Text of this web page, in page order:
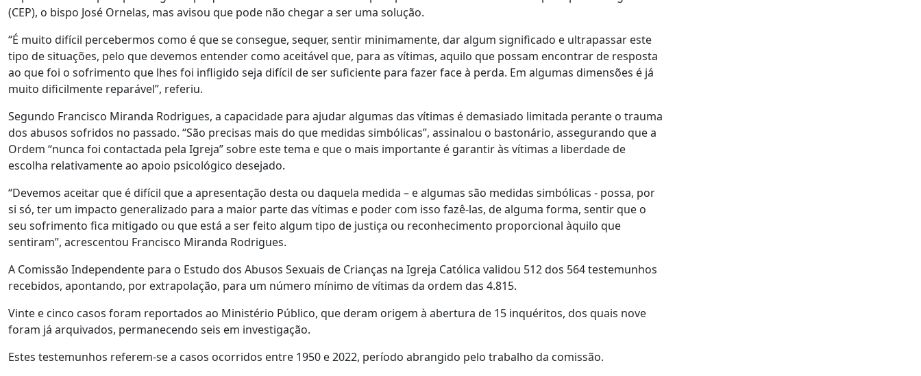
(CEP), o bispo José Ornelas, mas avisou que pode não chegar a ser uma solução.
“É muito difícil percebermos como é que se consegue, sequer, sentir minimamente, dar algum significado e ultrapassar este
tipo de situações, pelo que devemos entender como aceitável que, para as vítimas, aquilo que possam encontrar de resposta
ao que foi o sofrimento que lhes foi infligido seja difícil de ser suficiente para fazer face à perda. Em algumas dimensões é já
muito dificilmente reparável”, referiu.
Segundo Francisco Miranda Rodrigues, a capacidade para ajudar algumas das vítimas é demasiado limitada perante o trauma
dos abusos sofridos no passado. “São precisas mais do que medidas simbólicas”, assinalou o bastonário, assegurando que a
Ordem “nunca foi contactada pela Igreja” sobre este tema e que o mais importante é garantir às vítimas a liberdade de
escolha relativamente ao apoio psicológico desejado.
“Devemos aceitar que é difícil que a apresentação desta ou daquela medida – e algumas são medidas simbólicas - possa, por
si só, ter um impacto generalizado para a maior parte das vítimas e poder com isso fazê-las, de alguma forma, sentir que o
seu sofrimento fica mitigado ou que está a ser feito algum tipo de justiça ou reconhecimento proporcional àquilo que
sentiram”, acrescentou Francisco Miranda Rodrigues.
A Comissão Independente para o Estudo dos Abusos Sexuais de Crianças na Igreja Católica validou 512 dos 564 testemunhos
recebidos, apontando, por extrapolação, para um número mínimo de vítimas da ordem das 4.815.
Vinte e cinco casos foram reportados ao Ministério Público, que deram origem à abertura de 15 inquéritos, dos quais nove
foram já arquivados, permanecendo seis em investigação.
Estes testemunhos referem-se a casos ocorridos entre 1950 e 2022, período abrangido pelo trabalho da comissão.